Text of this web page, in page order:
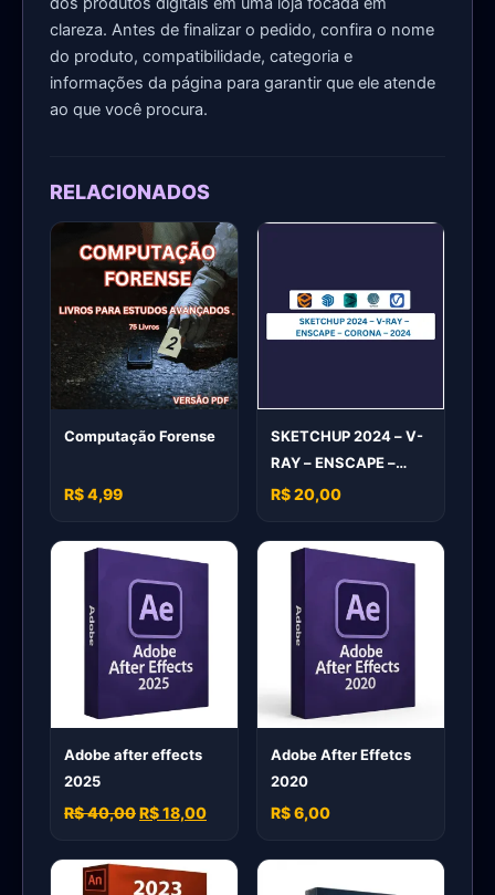
clareza. Antes de finalizar o pedido, confira o nome
do produto, compatibilidade, categoria e
informações da página para garantir que ele atende
ao que você procura.
RELACIONADOS
Computação Forense
R$ 4,99
SKETCHUP 2024 – V-
RAY – ENSCAPE –
CORONA – 2024
R$ 20,00
Adobe after effects
2025
R$ 40,00R$ 18,00
Adobe After Effetcs
2020
R$ 6,00